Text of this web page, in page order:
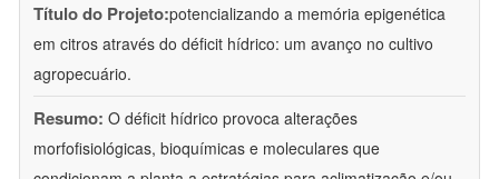
Título do Projeto:potencializando a memória epigenética
em citros através do déficit hídrico: um avanço no cultivo
agropecuário.
Resumo: O déficit hídrico provoca alterações
morfofisiológicas, bioquímicas e moleculares que